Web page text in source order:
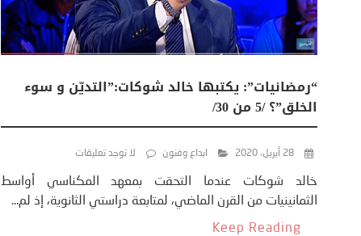
“رمضانيات”: يكتبها خالد شوكات:”التديّن و سوء
الخلق”؟ /5 من 30/
28 أبريل، 2020 ابداع وفنون لا توجد تعليقات
خالد شوكات عندما التحقت بمعهد المكناسي أواسط
الثمانينيات من القرن الماضي، لمتابعة دراستي الثانوية، إذ لم...
Keep Reading